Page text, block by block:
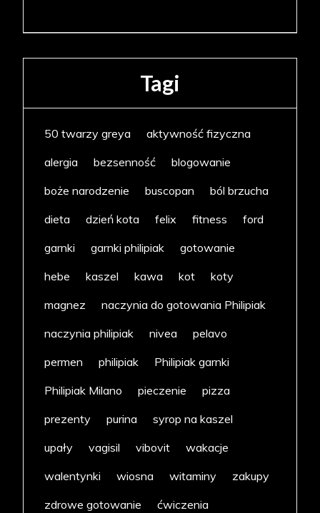
Tagi
50 twarzy greya
aktywność fizyczna
alergia
bezsenność
blogowanie
boże narodzenie
buscopan
ból brzucha
dieta
dzień kota felix fitness
ford
garnki
garnki philipiak
gotowanie
hebe
kaszel kawa kot
koty
magnez
naczynia do gotowania Philipiak
naczynia philipiak
nivea
pelavo
permen
philipiak
Philipiak garnki
Philipiak Milano
pieczenie
pizza
prezenty
purina
syrop na kaszel
upały
vagisil vibovit
wakacje
walentynki
wiosna witaminy
zakupy
zdrowe gotowanie
ćwiczenia